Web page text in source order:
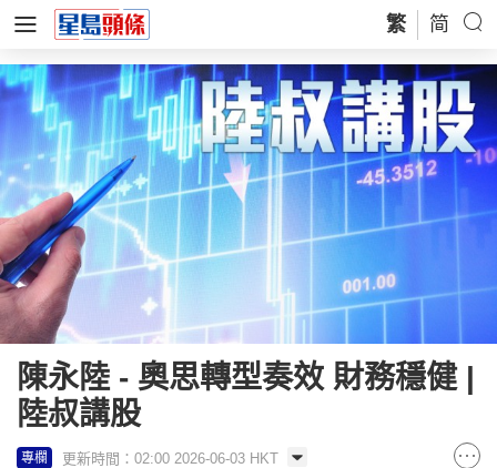
繁 简
陳永陸 - 奧思轉型奏效 財務穩健 |
陸叔講股
專欄 更新時間：02:00 2026-06-03 HKT